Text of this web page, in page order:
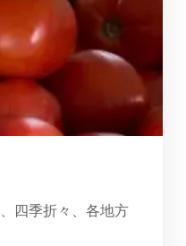
四季折々、各地方